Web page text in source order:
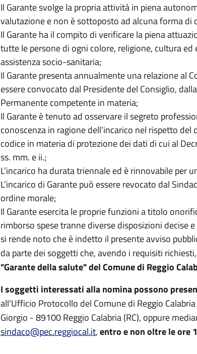
Il Garante svolge la propria attività in piena
valutazione e non è sottoposto ad alcuna forma di
Il Garante ha il compito di verificare la piena
tutte le persone di ogni colore, religione, cultura
assistenza socio-sanitaria;
Il Garante presenta annualmente una relazione al
essere convocato dal Presidente del Consiglio,
Permanente competente in materia;
Il Garante è tenuto ad osservare il segreto
conoscenza in ragione dell’incarico nel rispetto
codice in materia di protezione dei dati di cui al
ss. mm. e ii.;
L’incarico ha durata triennale ed è rinnovabile per
L’incarico di Garante può essere revocato dal
ordine morale;
Il Garante esercita le proprie funzioni a titolo
rimborso spese tranne diverse disposizioni decise
si rende noto che è indetto il presente avviso
da parte dei soggetti che, avendo i requisiti
"Garante della salute" del Comune di Reggio
I soggetti interessati alla nomina possono
all'Ufficio Protocollo del Comune di Reggio
Giorgio - 89100 Reggio Calabria (RC), oppure
sindaco@pec.reggiocal.it,entro e non oltre le ore